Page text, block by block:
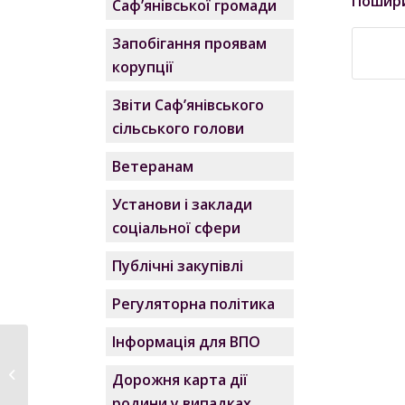
Саф’янівської громади
Запобігання проявам
корупції
Звіти Саф’янівського
сільського голови
Ветеранам
Установи і заклади
соціальної сфери
Публічні закупівлі
Регуляторна політика
Інформація для ВПО
Дорожня карта дії
здобуття військової